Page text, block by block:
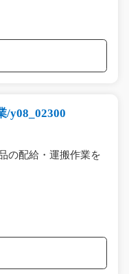
/y08_02300
の配給・運搬作業を